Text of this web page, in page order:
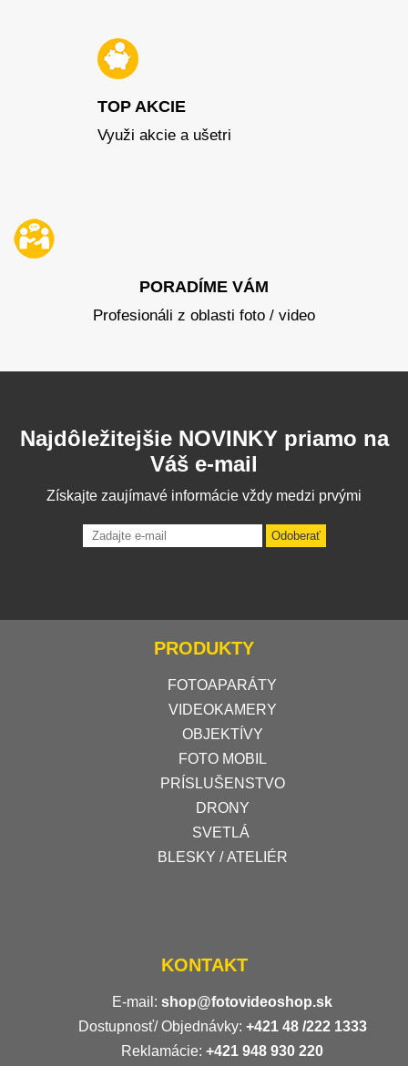
TOP AKCIE
Využi akcie a ušetri
PORADÍME VÁM
Profesionáli z oblasti foto / video
Najdôležitejšie NOVINKY priamo na
Váš e-mail
Získajte zaujímavé informácie vždy medzi prvými
Odoberať
PRODUKTY
FOTOAPARÁTY
VIDEOKAMERY
OBJEKTÍVY
FOTO MOBIL
PRÍSLUŠENSTVO
DRONY
SVETLÁ
BLESKY / ATELIÉR
KONTAKT
E-mail: shop@fotovideoshop.sk
Dostupnosť/ Objednávky: +421 48 /222 1333
Reklamácie: +421 948 930 220